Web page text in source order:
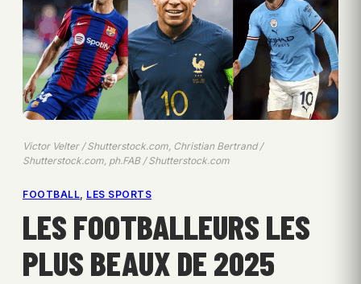
Victor Velter / Shutterstock.com, Christian Bertrand /
Shutterstock.com, ph.FAB / Shutterstock.com
FOOTBALL, LES SPORTS
LES FOOTBALLEURS LES
PLUS BEAUX DE 2025